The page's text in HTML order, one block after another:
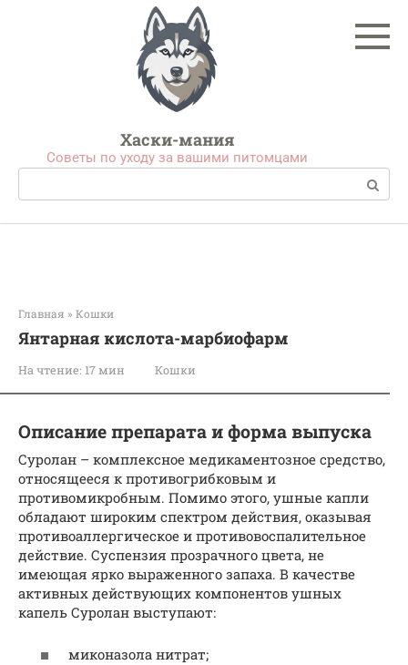
Хаски-мания
Советы по уходу за вашими питомцами
Поиск:
Главная » Кошки
Янтарная кислота-марбиофарм
На чтение: 17 мин Кошки
Описание препарата и форма выпуска
Суролан – комплексное медикаментозное средство,
относящееся к противогрибковым и
противомикробным. Помимо этого, ушные капли
обладают широким спектром действия, оказывая
противоаллергическое и противовоспалительное
действие. Суспензия прозрачного цвета, не
имеющая ярко выраженного запаха. В качестве
активных действующих компонентов ушных
капель Суролан выступают:
миконазола нитрат;